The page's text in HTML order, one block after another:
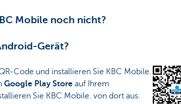
Mobile noch nicht?
Gerät?
Code und installieren Sie KBC Mobile.
Google Play Storeauf Ihrem
Sie KBC Mobile. ​von dort aus.